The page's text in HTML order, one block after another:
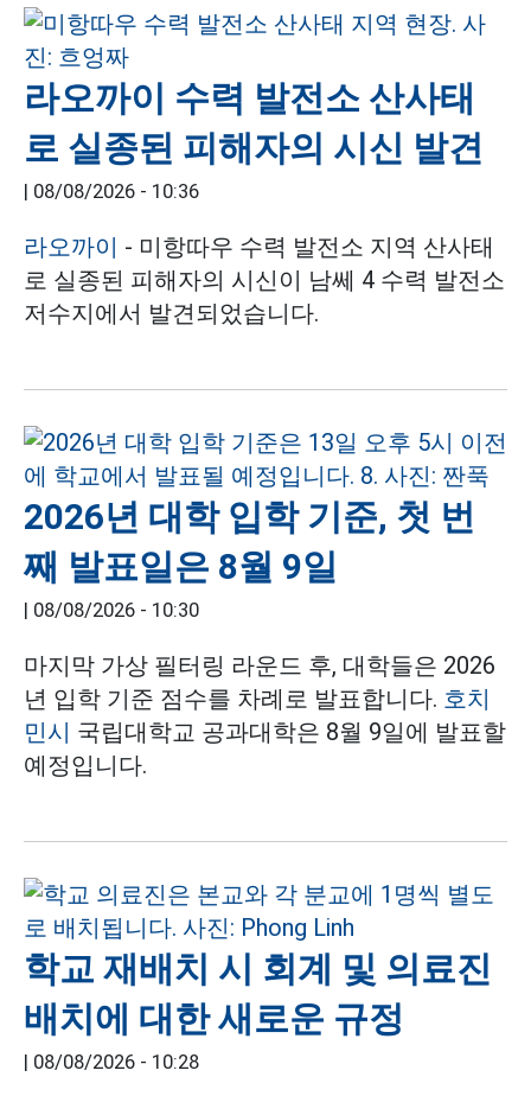
라오까이 수력 발전소 산사태
로 실종된 피해자의 시신 발견
| 08/08/2026 - 10:36
라오까이 - 미항따우 수력 발전소 지역 산사태
로 실종된 피해자의 시신이 남쎄 4 수력 발전소
저수지에서 발견되었습니다.
2026년 대학 입학 기준, 첫 번
째 발표일은 8월 9일
| 08/08/2026 - 10:30
마지막 가상 필터링 라운드 후, 대학들은 2026
년 입학 기준 점수를 차례로 발표합니다. 호치
민시 국립대학교 공과대학은 8월 9일에 발표할
예정입니다.
학교 재배치 시 회계 및 의료진
배치에 대한 새로운 규정
| 08/08/2026 - 10:28